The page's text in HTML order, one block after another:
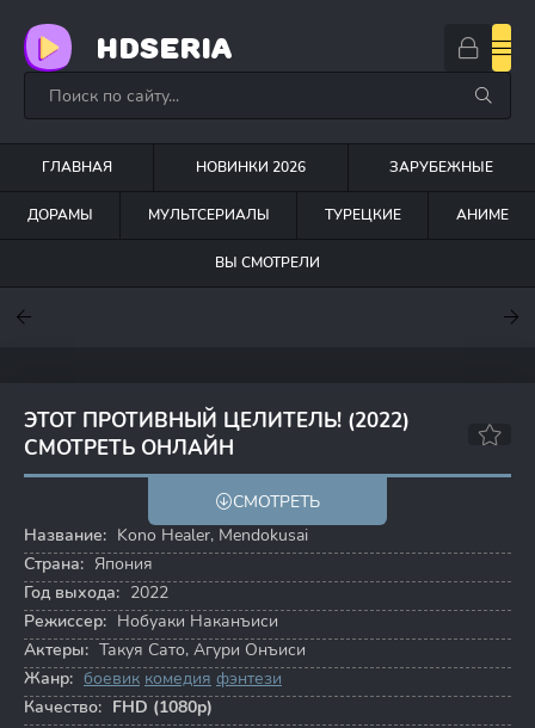
HDSERIA
ГЛАВНАЯ НОВИНКИ 2026 ЗАРУБЕЖНЫЕ
ДОРАМЫ МУЛЬТСЕРИАЛЫ ТУРЕЦКИЕ АНИМЕ
ВЫ СМОТРЕЛИ
ЭТОТ ПРОТИВНЫЙ ЦЕЛИТЕЛЬ! (2022)
СМОТРЕТЬ ОНЛАЙН
5.9
СМОТРЕТЬ
Название: Kono Healer, Mendokusai
Страна: Япония
Год выхода: 2022
Режиссер: Нобуаки Наканъиси
Актеры: Такуя Сато, Агури Онъиси
Жанр: боевик комедия фэнтези
Качество: FHD (1080p)